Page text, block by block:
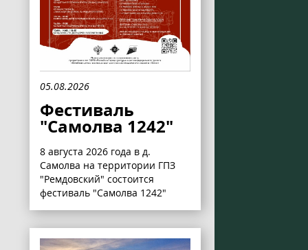
05.08.2026
Фестиваль
"Самолва 1242"
8 августа 2026 года в д.
Самолва на территории ГПЗ
"Ремдовский" состоится
фестиваль "Самолва 1242"